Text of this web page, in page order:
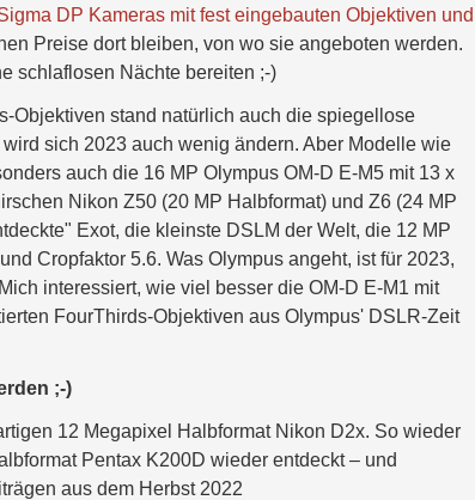
DP Kameras mit fest eingebauten Objektiven und
Preise dort bleiben, von wo sie angeboten werden.
schlaflosen Nächte bereiten ;-)
Objektiven stand natürlich auch die spiegellose
sich 2023 auch wenig ändern. Aber Modelle wie
auch die 16 MP Olympus OM-D E-M5 mit 13 x
Nikon Z50 (20 MP Halbformat) und Z6 (24 MP
Exot, die kleinste DSLM der Welt, die 12 MP
Cropfaktor 5.6. Was Olympus angeht, ist für 2023,
interessiert, wie viel besser die OM-D E-M1 mit
FourThirds-Objektiven aus Olympus' DSLR-Zeit
;-)
12 Megapixel Halbformat Nikon D2x. So wieder
Pentax K200D wieder entdeckt – und
aus dem Herbst 2022